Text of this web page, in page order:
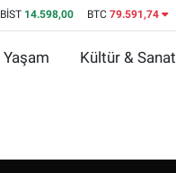
BİST 14.598,00 BTC 79.591,74
Yaşam Kültür & Sanat